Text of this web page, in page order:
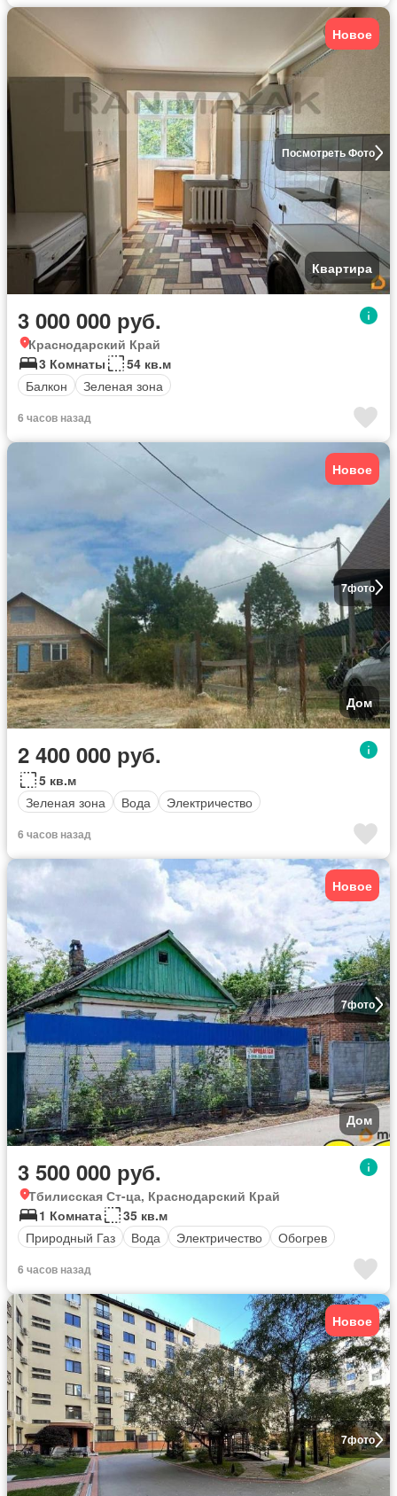
Посмотреть Фото
Новое
Квартира
3 000 000 руб.
Краснодарский Край
3 Комнаты
54 кв.м
Балкон
Зеленая зона
6 часов назад
7фото
Новое
Дом
2 400 000 руб.
5 кв.м
Зеленая зона
Вода Электричество
6 часов назад
7фото
Новое
Дом
3 500 000 руб.
Тбилисская Ст-ца, Краснодарский Край
1 Комната
35 кв.м
Природный Газ
Вода Электричество Обогрев
6 часов назад
7фото
Новое